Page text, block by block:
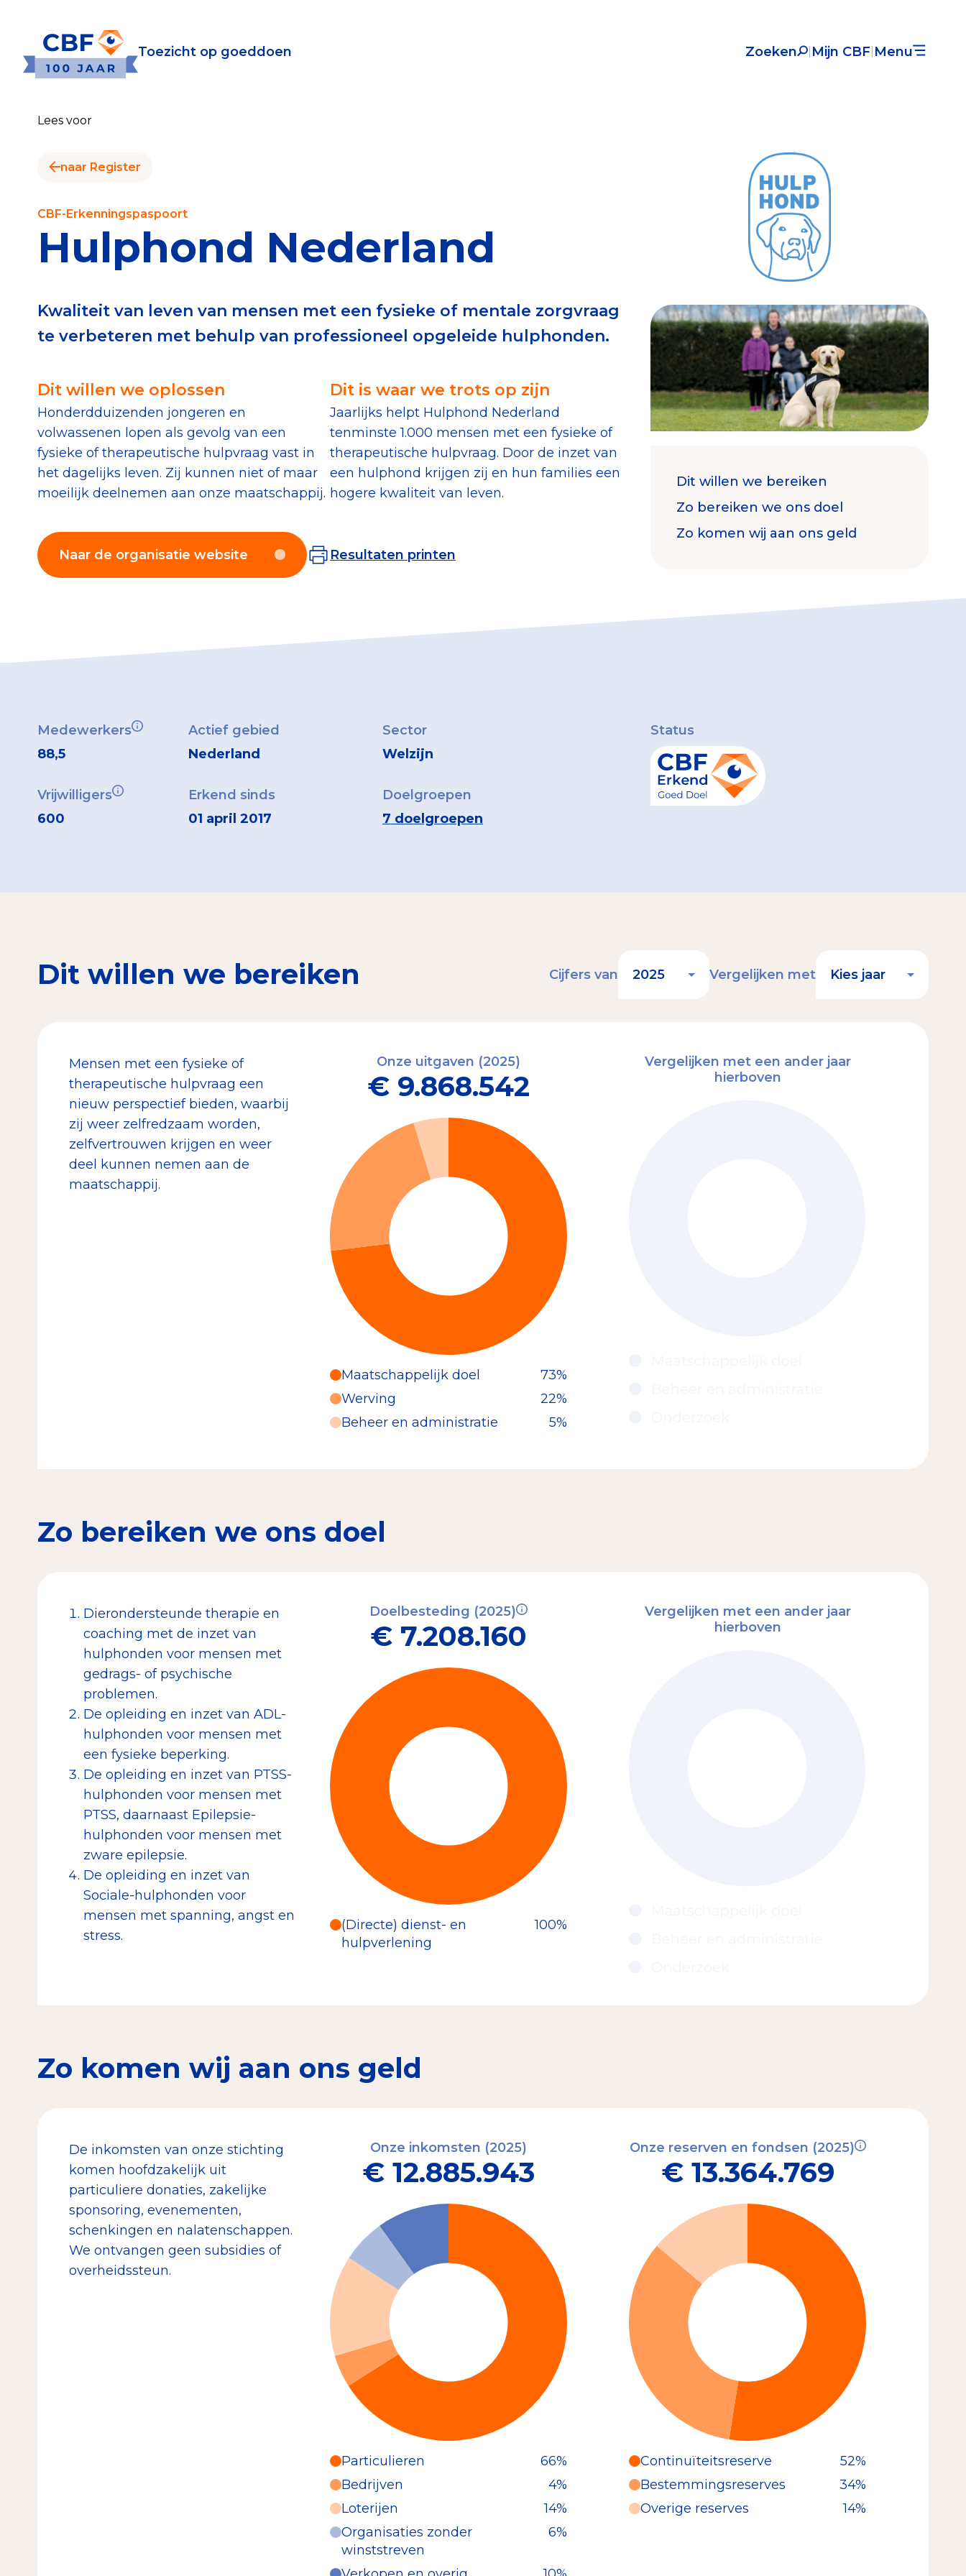
Toezicht op goeddoen
Toezicht op goeddoen Zoeken Mijn CBF Menu
Publiek
Check het CBF-keurmerk van een goed doel
Download de Geef Gerust Checklist
Data & Onderzoek
Betrouwbare data over goede doelen
CBF-publicaties
Het Nederlandse Donateurspanel
Register Erkende Donatieplatformen
Lees voor
naar Register
CBF-Erkenningspaspoort
Hulphond Nederland
Kwaliteit van leven van mensen met een fysieke of mentale zorgvraag
te verbeteren met behulp van professioneel opgeleide hulphonden.
Dit willen we oplossen
Honderdduizenden jongeren en
volwassenen lopen als gevolg van een
fysieke of therapeutische hulpvraag vast in
het dagelijks leven. Zij kunnen niet of maar
moeilijk deelnemen aan onze maatschappij.
Dit is waar we trots op zijn
Jaarlijks helpt Hulphond Nederland
tenminste 1.000 mensen met een fysieke of
therapeutische hulpvraag. Door de inzet van
een hulphond krijgen zij en hun families een
hogere kwaliteit van leven.
Naar de organisatie website Resultaten printen
Dit willen we bereiken
Zo bereiken we ons doel
Zo komen wij aan ons geld
Medewerkers
88,5
Actief gebied
Nederland
Vrijwilligers
600
Erkend sinds
01 april 2017
Sector
Welzijn
Doelgroepen
7 doelgroepen
Status
Dit willen we bereiken Cijfers van Vergelijken met
Vergelijken met een ander jaar
hierboven
Onze uitgaven (2025)
€ 9.868.542
Maatschappelijk doel
73%
Werving
22%
Beheer en administratie
5%
Mensen met een fysieke of
therapeutische hulpvraag een
nieuw perspectief bieden, waarbij
zij weer zelfredzaam worden,
zelfvertrouwen krijgen en weer
deel kunnen nemen aan de
maatschappij.
Zo bereiken we ons doel
Vergelijken met een ander jaar
hierboven
Doelbesteding (2025)
€ 7.208.160
(Directe) dienst- en
hulpverlening
100%
Dierondersteunde therapie en
coaching met de inzet van
hulphonden voor mensen met
gedrags- of psychische
problemen.
De opleiding en inzet van ADL-
hulphonden voor mensen met
een fysieke beperking.
De opleiding en inzet van PTSS-
hulphonden voor mensen met
PTSS, daarnaast Epilepsie-
hulphonden voor mensen met
zware epilepsie.
De opleiding en inzet van
Sociale-hulphonden voor
mensen met spanning, angst en
stress.
Zo komen wij aan ons geld
Onze reserven en fondsen (2025)
€ 13.364.769
Continuïteitsreserve
52%
Bestemmingsreserves
34%
Overige reserves
14%
Onze inkomsten (2025)
€ 12.885.943
Particulieren (66%)
onderverdeeld:
Particulieren
66%
Bedrijven
4%
Loterijen
14%
Organisaties zonder
winststreven
6%
De inkomsten van onze stichting
komen hoofdzakelijk uit
particuliere donaties, zakelijke
sponsoring, evenementen,
schenkingen en nalatenschappen.
We ontvangen geen subsidies of
overheidssteun.